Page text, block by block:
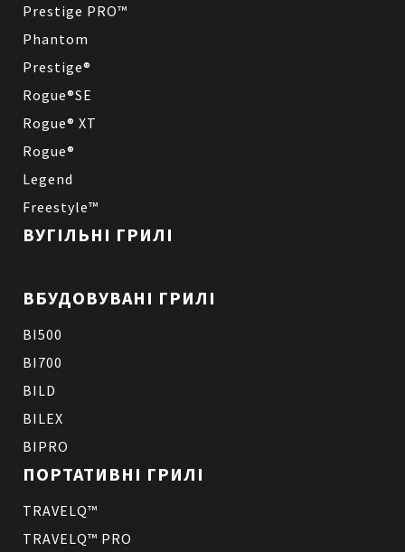
Prestige PRO™
Phantom
Prestige®
Rogue®SE
Rogue® XT
Rogue®
Legend
Freestyle™
ВУГІЛЬНІ ГРИЛІ
ВБУДОВУВАНІ ГРИЛІ
BI500
BI700
BILD
BILEX
BIPRO
ПОРТАТИВНІ ГРИЛІ
TRAVELQ™
TRAVELQ™ PRO